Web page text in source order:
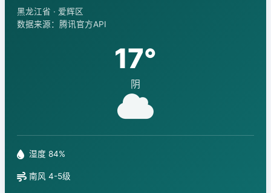
黑龙江省 · 爱辉区
数据来源：腾讯官方API
17°
阴
湿度 84%
南风 4-5级